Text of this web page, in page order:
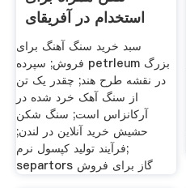
استخدام در آفریقای
جنوبی
سبد خرید سنگ آهنگ برای
فروش; سپرده petrleum بزرگ
در نقشه طرح هند; چقدر یک تن
از سنگ آهک خرد شده در
آرکانزاس است; سنگ شکن
حشیش خرید آنلاین در لندن;
فرآیند تولید کپسول نرم;
separtors گاز برای فروش